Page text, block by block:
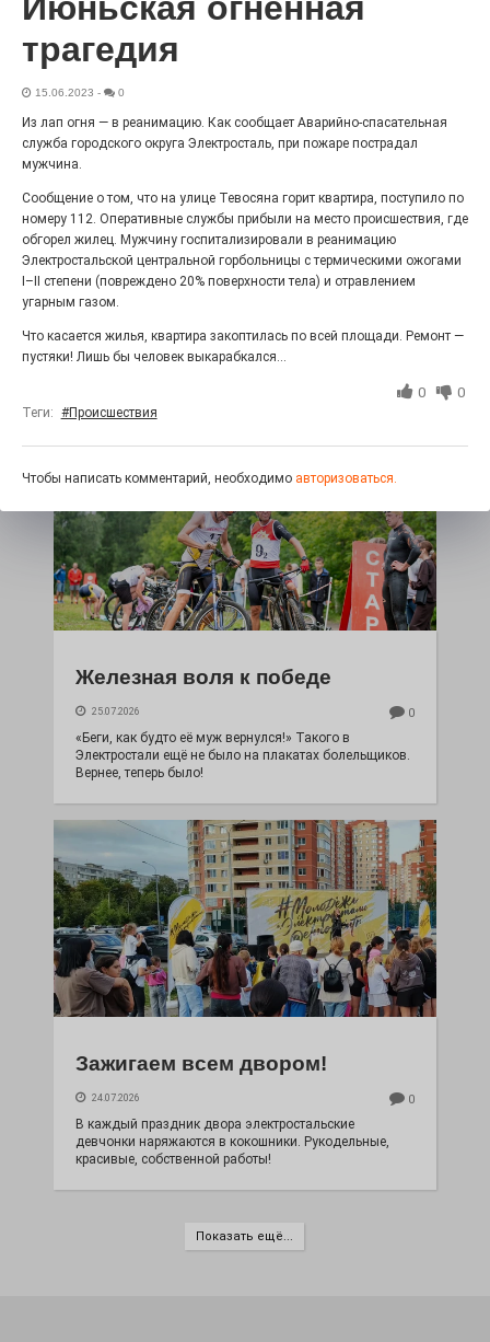
«С ними дядька Черномор»
Юбилейным курсом
26.07.2026 0
Гордость за ордена! Заводская улица Горького
Железная воля к победе
25.07.2026 0
«Беги, как будто её муж вернулся!» Такого в
Электростали ещё не было на плакатах болельщиков.
Вернее, теперь было!
Зажигаем всем двором!
24.07.2026 0
В каждый праздник двора электростальские
девчонки наряжаются в кокошники. Рукодельные,
красивые, собственной работы!
Показать ещё...
трагедия
15.06.2023 - 0
Из лап огня — в реанимацию. Как сообщает Аварийно-спасательная
служба городского округа Электросталь, при пожаре пострадал
мужчина.
Сообщение о том, что на улице Тевосяна горит квартира, поступило по
номеру 112. Оперативные службы прибыли на место происшествия, где
обгорел жилец. Мужчину госпитализировали в реанимацию
Электростальской центральной горбольницы с термическими ожогами
I–II степени (повреждено 20% поверхности тела) и отравлением
угарным газом.
Что касается жилья, квартира закоптилась по всей площади. Ремонт —
пустяки! Лишь бы человек выкарабкался...
0 0
Теги: #Происшествия
Чтобы написать комментарий, необходимо авторизоваться.